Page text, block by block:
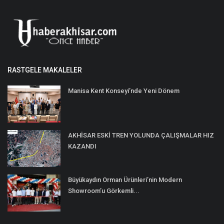
RASTGELE MAKALELER
Manisa Kent Konseyi’nde Yeni Dönem
AKHİSAR ESKİ TREN YOLUNDA ÇALIŞMALAR HIZ
KAZANDI
Büyükaydın Orman Ürünleri’nin Modern
Showroom’u Görkemli...